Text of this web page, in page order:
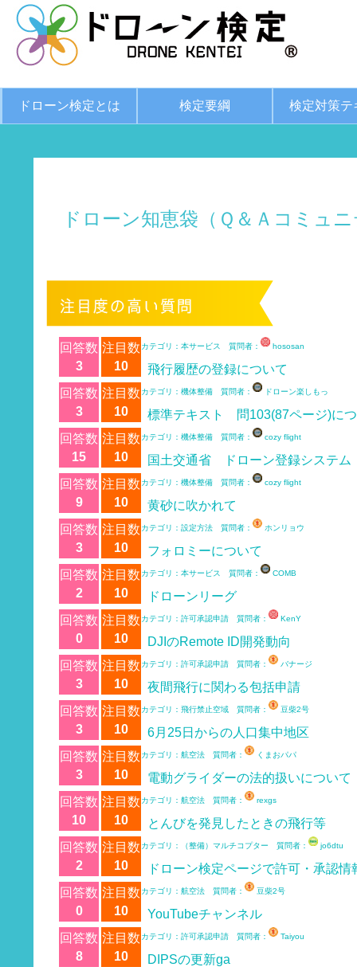
ドローン検定とは 検定要綱 検定対策テ
ドローン知恵袋（Ｑ＆Ａコミュ
回答数
3
注目数
10
カテゴリ：本サービス 質問者： hososan
飛行履歴の登録について
回答数
3
注目数
10
カテゴリ：機体整備 質問者： ドローン楽しもっ
標準テキスト 問103(87ページ)に
回答数
15
注目数
10
カテゴリ：機体整備 質問者： cozy flight
国土交通省 ドローン登録システム
回答数
9
注目数
10
カテゴリ：機体整備 質問者： cozy flight
黄砂に吹かれて
回答数
3
注目数
10
カテゴリ：設定方法 質問者： ホンリョウ
フォロミーについて
回答数
2
注目数
10
カテゴリ：本サービス 質問者： COMB
ドローンリーグ
回答数
0
注目数
10
カテゴリ：許可承認申請 質問者： KenY
DJIのRemote ID開発動向
回答数
3
注目数
10
カテゴリ：許可承認申請 質問者： バナージ
夜間飛行に関わる包括申請
回答数
3
注目数
10
カテゴリ：飛行禁止空域 質問者： 豆柴2号
6月25日からの人口集中地区
回答数
3
注目数
10
カテゴリ：航空法 質問者： くまおパパ
電動グライダーの法的扱いについて
回答数
10
注目数
10
カテゴリ：航空法 質問者： rexgs
とんびを発見したときの飛行等
回答数
2
注目数
10
カテゴリ：（整備）マルチコプター 質問者： jo6dtu
ドローン検定ページで許可・承認
回答数
0
注目数
10
カテゴリ：航空法 質問者： 豆柴2号
YouTubeチャンネル
回答数
8
注目数
10
カテゴリ：許可承認申請 質問者： Taiyou
DIPSの更新ga